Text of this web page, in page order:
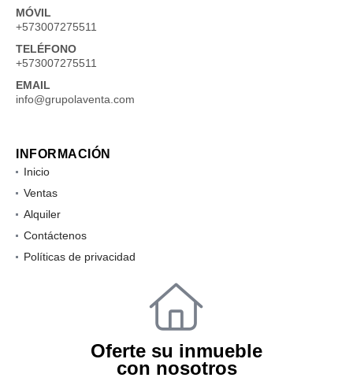
MÓVIL
+573007275511
TELÉFONO
+573007275511
EMAIL
info@grupolaventa.com
INFORMACIÓN
Inicio
Ventas
Alquiler
Contáctenos
Políticas de privacidad
Oferte su inmueble
con nosotros